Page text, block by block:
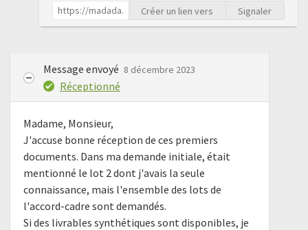
Créer un lien vers Signaler
Message envoyé 8 décembre 2023
Réceptionné
Madame, Monsieur,
J'accuse bonne réception de ces premiers
documents. Dans ma demande initiale, était
mentionné le lot 2 dont j'avais la seule
connaissance, mais l'ensemble des lots de
l'accord-cadre sont demandés.
Si des livrables synthétiques sont disponibles, je